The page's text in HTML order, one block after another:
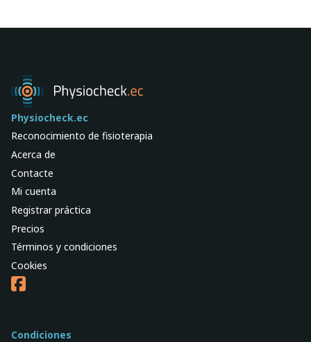
Physiocheck.ec
Reconocimiento de fisioterapia
Acerca de
Contacte
Mi cuenta
Registrar práctica
Precios
Términos y condiciones
Cookies
Condiciones